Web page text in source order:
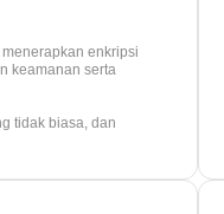
enkripsi
keamanan serta
tidak biasa, dan